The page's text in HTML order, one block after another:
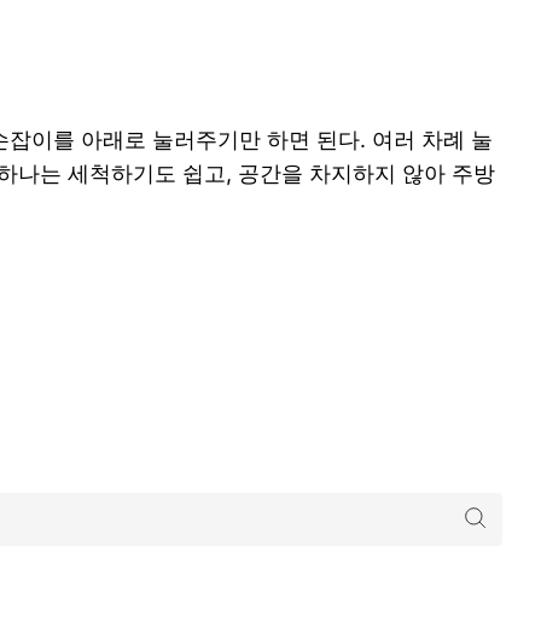
이를 아래로 눌러주기만 하면 된다. 여러 차례 눌
나는 세척하기도 쉽고, 공간을 차지하지 않아 주방